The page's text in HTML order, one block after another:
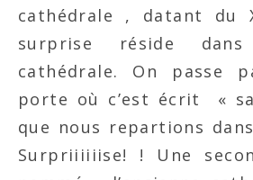
cathédrale , datant du
surprise réside
cathédrale. On passe
porte où c’est écrit «
que nous repartions
Surpriiiiiise! ! Une